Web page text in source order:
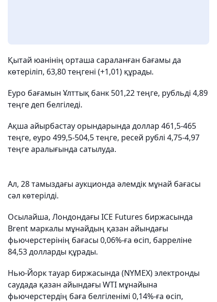
Қытай юанінің орташа сараланған бағамы да
көтеріліп, 63,80 теңгені (+1,01) құрады.
Еуро бағамын Ұлттық банк 501,22 теңге, рубльді 4,89
теңге деп белгіледі.
Ақша айырбастау орындарында доллар 461,5-465
теңге, еуро 499,5-504,5 теңге, ресей рублі 4,75-4,97
теңге аралығында сатылуда.
Ал, 28 тамыздағы аукционда әлемдік мұнай бағасы
сәл көтерілді.
Осылайша, Лондондағы ICE Futures биржасында
Brent маркалы мұнайдың қазан айындағы
фьючерстерінің бағасы 0,06%-ға өсіп, барреліне
84,53 долларды құрады.
Нью-Йорк тауар биржасында (NYMEX) электронды
саудада қазан айындағы WTI мұнайына
фьючерстердің баға белгіленімі 0,14%-ға өсіп,